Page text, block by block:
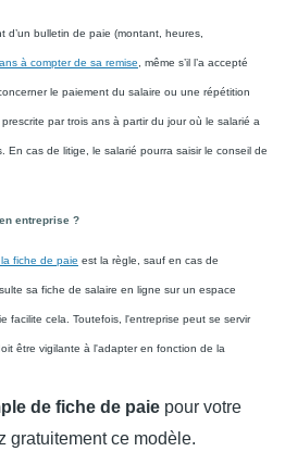
bulletin de paie (montant, heures,
à compter de sa remise , même s’il l’a accepté
le paiement du salaire ou une répétition
par trois ans à partir du jour où le salarié a
cas de litige, le salarié pourra saisir le conseil de
entreprise ?
fiche de paie est la règle, sauf en cas de
sa fiche de salaire en ligne sur un espace
facilite cela. Toutefois, l'entreprise peut se servir
être vigilante à l'adapter en fonction de la
de fiche de paie pour votre
gratuitement ce modèle.